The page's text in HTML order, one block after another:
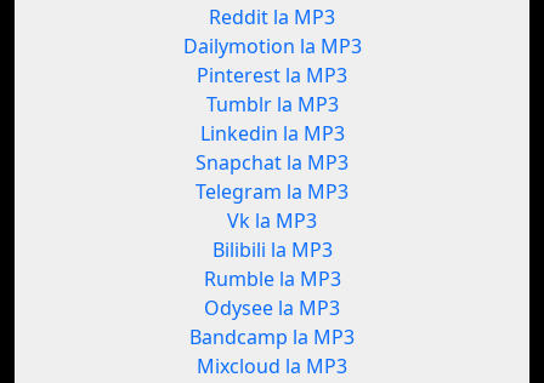
Reddit la MP3
Dailymotion la MP3
Pinterest la MP3
Tumblr la MP3
Linkedin la MP3
Snapchat la MP3
Telegram la MP3
Vk la MP3
Bilibili la MP3
Rumble la MP3
Odysee la MP3
Bandcamp la MP3
Mixcloud la MP3